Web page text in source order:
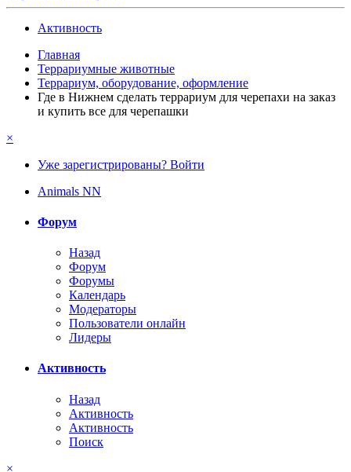
Активность
Главная
Террариумные животные
Террариум, оборудование, оформление
Где в Нижнем сделать террариум для черепахи на заказ
и купить все для черепашки
×
Уже зарегистрированы? Войти
Animals NN
Форум
Назад
Форум
Форумы
Календарь
Модераторы
Пользователи онлайн
Лидеры
Активность
Назад
Активность
Активность
Поиск
×